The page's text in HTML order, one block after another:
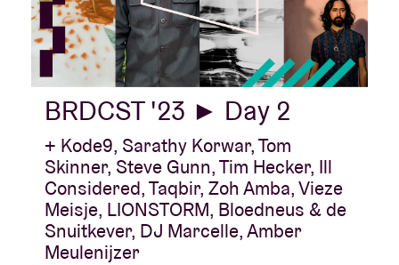
BRDCST '23 ► Day 2
+ Kode9, Sarathy Korwar, Tom
Skinner, Steve Gunn, Tim Hecker, Ill
Considered, Taqbir, Zoh Amba, Vieze
Meisje, LIONSTORM, Bloedneus & de
Snuitkever, DJ Marcelle, Amber
Meulenijzer